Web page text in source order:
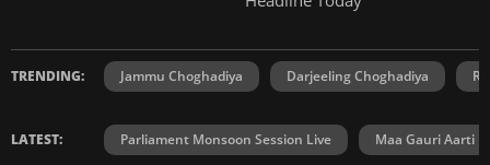
TRENDING: Jammu Choghadiya Darjeeling Choghadiya
LATEST: Parliament Monsoon Session Live Maa Gauri Aarti